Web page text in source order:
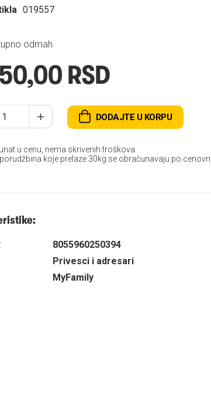
odmah
019557
RSD
DODAJTE U KORPU
u cenu, nema skrivenih troškova.
koje prelaze 30kg se obračunavaju po
8055960250394
Privesci i adresari
MyFamily